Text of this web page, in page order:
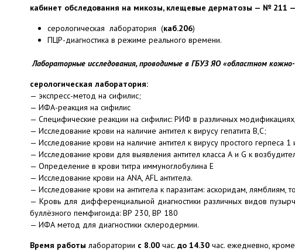
кабинет обследования на микозы, клещевые дерматозы — № 211 —
серологическая лаборатория (каб.206)
ПЦР-диагностика в режиме реального времени.
Лабораторные исследования, проводимые в ГБУЗ ЯО «областном кожно-
серологическая лаборатория:
— экспресс-метод на сифилис;
— ИФА-реакция на сифилис
— Специфические реакции на сифилис: РИФ в различных
— Исследование крови на наличие антител к вирусу гепатита В,С;
— Исследование крови на наличие антител к вирусу простого герпеса
— Исследование крови для выявления антител класса А и G к
— Определение в крови титра иммуноглобулина Е
— Исследование крови на ANA, AFL антитела.
— Исследование крови на антитела к паразитам: аскоридам, лямблиям,
— Кровь для дифференциальной диагностики различных видов
буллёзного пемфигоида: ВР 230, ВР 180
— ИФА метод для диагностики склеродермии.
Время работы лаборатории с 8.00 час.до 14.30 час. ежедневно,